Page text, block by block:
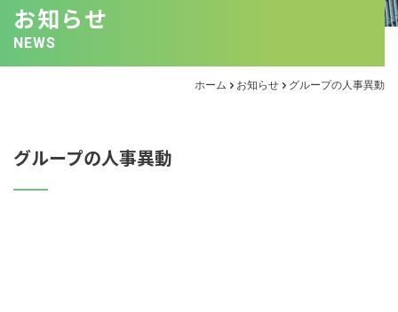
お知らせ
NEWS
ホーム お知らせ グループの人事異動
グループの人事異動